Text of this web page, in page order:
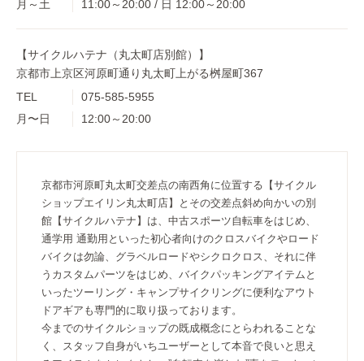
月～土 11:00～20:00 / 日 12:00～20:00
【サイクルハテナ（丸太町店別館）】
京都市上京区河原町通り丸太町上がる桝屋町367
TEL
075-585-5955
月〜日
12:00～20:00
京都市河原町丸太町交差点の南西角に位置する【サイクル
ショップエイリン丸太町店】とその交差点斜め向かいの別
館【サイクルハテナ】は、中古スポーツ自転車をはじめ、
通学用 通勤用といった初心者向けのクロスバイクやロード
バイクは勿論、グラベルロードやシクロクロス、それに伴
うカスタムパーツをはじめ、バイクパッキングアイテムと
いったツーリング・キャンプサイクリングに便利なアウト
ドアギアも専門的に取り扱っております。
今までのサイクルショップの既成概念にとらわれることな
く、スタッフ自身がいちユーザーとして本音で良いと思え